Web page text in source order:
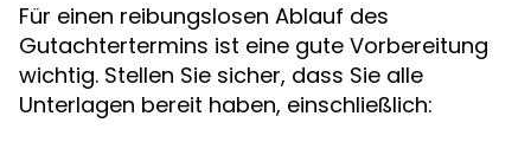
Für einen reibungslosen Ablauf des
Gutachtertermins ist eine gute Vorbereitung
wichtig. Stellen Sie sicher, dass Sie alle
Unterlagen bereit haben, einschließlich: